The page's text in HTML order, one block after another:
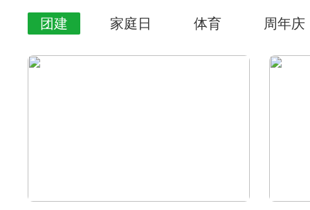
团建 家庭日 体育 周年庆